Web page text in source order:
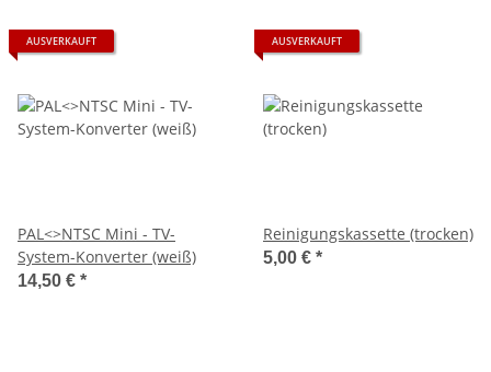
AUSVERKAUFT
PAL<>NTSC Mini - TV-
System-Konverter (weiß)
14,50 € *
AUSVERKAUFT
Reinigungskassette (trocken)
5,00 € *